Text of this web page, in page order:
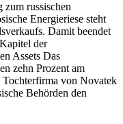
zum russischen
Energieriese steht
Damit beendet
der
Assets Das
zehn Prozent am
von Novatek
Behörden den